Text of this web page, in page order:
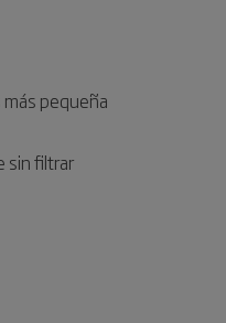
pequeña
sin filtrar